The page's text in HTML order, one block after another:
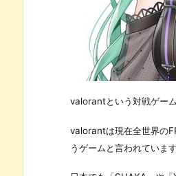
valorantという対戦ゲー
valorantは現在全世界の
うゲームと言われています